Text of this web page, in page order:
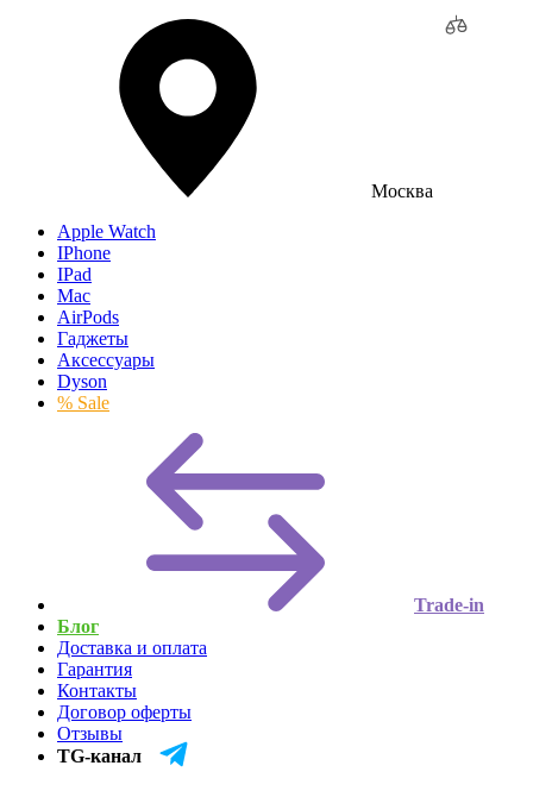
Москва
Apple Watch
IPhone
IPad
Mac
AirPods
Гаджеты
Аксессуары
Dyson
% Sale
Trade-in
Блог
Доставка и оплата
Гарантия
Контакты
Договор оферты
Отзывы
TG-канал